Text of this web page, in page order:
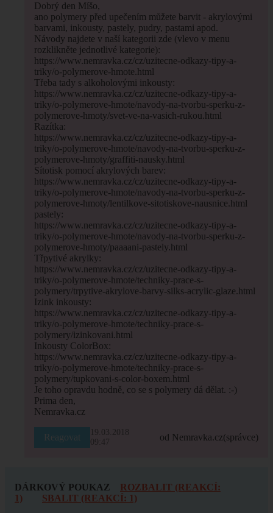
Dobrý den Míšo,
ano polymery před upečením můžete barvit - akrylovými
barvami, inkousty, pastely, pudry, pastami apod.
Návody najdete v naší kategorii zde (vlevo v menu
rozklikněte jednotlivé kategorie):
https://www.nemravka.cz/cz/uzitecne-odkazy-tipy-a-
triky/o-polymerove-hmote.html
Třeba tady s alkoholovými inkousty:
https://www.nemravka.cz/cz/uzitecne-odkazy-tipy-a-
triky/o-polymerove-hmote/navody-na-tvorbu-sperku-z-
polymerove-hmoty/svet-ve-na-vasich-rukou.html
Razítka:
https://www.nemravka.cz/cz/uzitecne-odkazy-tipy-a-
triky/o-polymerove-hmote/navody-na-tvorbu-sperku-z-
polymerove-hmoty/graffiti-nausky.html
Sítotisk pomocí akrylových barev:
https://www.nemravka.cz/cz/uzitecne-odkazy-tipy-a-
triky/o-polymerove-hmote/navody-na-tvorbu-sperku-z-
polymerove-hmoty/lentilkove-sitotiskove-nausnice.html
pastely:
https://www.nemravka.cz/cz/uzitecne-odkazy-tipy-a-
triky/o-polymerove-hmote/navody-na-tvorbu-sperku-z-
polymerove-hmoty/paaaani-pastely.html
Třpytivé akrylky:
https://www.nemravka.cz/cz/uzitecne-odkazy-tipy-a-
triky/o-polymerove-hmote/techniky-prace-s-
polymery/trpytive-akrylove-barvy-silks-acrylic-glaze.html
Izink inkousty:
https://www.nemravka.cz/cz/uzitecne-odkazy-tipy-a-
triky/o-polymerove-hmote/techniky-prace-s-
polymery/izinkovani.html
Inkousty ColorBox:
https://www.nemravka.cz/cz/uzitecne-odkazy-tipy-a-
triky/o-polymerove-hmote/techniky-prace-s-
polymery/tupkovani-s-color-boxem.html
Je toho opravdu hodně, co se s polymery dá dělat. :-)
Prima den,
Nemravka.cz
Reagovat
19.03.2018
09:47
od Nemravka.cz(správce)
DÁRKOVÝ POUKAZ
ROZBALIT (REAKCÍ:
1)
SBALIT (REAKCÍ: 1)